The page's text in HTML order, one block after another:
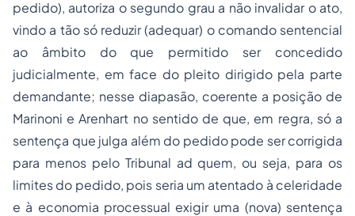
pedido), autoriza o segundo grau a não invalidar o ato,
vindo a tão só reduzir (adequar) o comando sentencial
ao âmbito do que permitido ser concedido
judicialmente, em face do pleito dirigido pela parte
demandante; nesse diapasão, coerente a posição de
Marinoni e Arenhart no sentido de que, em regra, só a
sentença que julga além do pedido pode ser corrigida
para menos pelo Tribunal ad quem, ou seja, para os
limites do pedido, pois seria um atentado à celeridade
e à economia processual exigir uma (nova) sentença